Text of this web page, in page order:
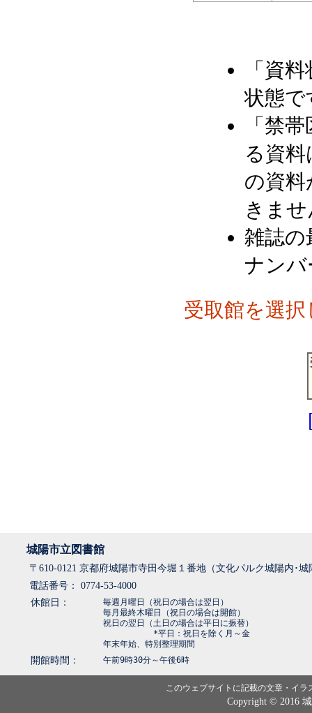
「資
状態で
「禁
る資
の資料
きま
雑誌の
ナン
受取館を選
城陽市立図書館
〒610-0121 京都府城陽市寺田今堀１番地（文化パルク城陽内･
電話番号： 0774-53-4000
休館日：
毎週月曜日（祝日の場合は翌日）
毎月最終木曜日（祝日の場合は開館）
祝日の翌日（土日の場合は平日に振替）
*平日：祝日を除く月～金
年末年始、特別整理期間
開館時間： 午前9時30分～午後6時
このウェブサイトに記載の文章・イ
Copyright © 2016